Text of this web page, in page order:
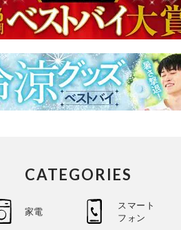
CATEGORIES
家電
スマート
フォン